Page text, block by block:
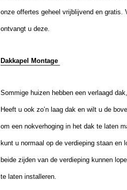
onze offertes geheel vrijblijvend en gratis.
ontvangt u deze.
Dakkapel Montage
Sommige huizen hebben een verlaagd
Heeft u ook zo’n laag dak en wilt u de
om een nokverhoging in het dak te laten
kunt u normaal op de verdieping staan en
beide zijden van de verdieping kunnen
te laten installeren.